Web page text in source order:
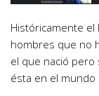
Históricamente el
hombres que no
el que nació pero
ésta en el